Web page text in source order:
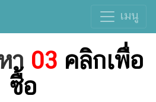
เมนู
า 03 คลิกเพื่อ
ซื้อ